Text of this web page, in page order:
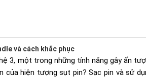
và cách khắc phục
3, một trong những tính năng gây ấn
của hiện tượng sụt pin? Sạc pin và sử